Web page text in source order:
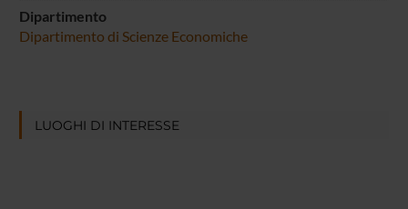
Dipartimento
Dipartimento di Scienze Economiche
LUOGHI DI INTERESSE